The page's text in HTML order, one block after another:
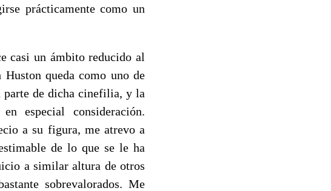
prácticamente como un
casi un ámbito reducido al
queda como uno de
parte de dicha cinefilia, y la
especial consideración.
a su figura, me atrevo a
de lo que se le ha
a similar altura de otros
sobrevalorados. Me